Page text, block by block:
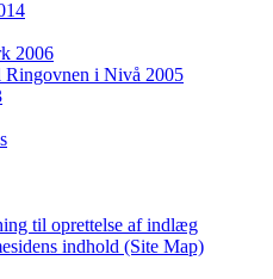
2006
Ringovnen i Nivå 2005
til oprettelse af indlæg
indhold (Site Map)